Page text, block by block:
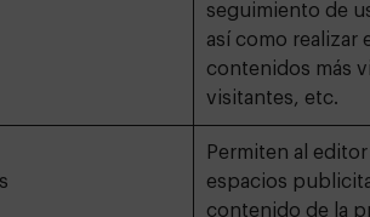
seguimiento de
así como realizar
contenidos más
visitantes, etc.
Permiten al
espacios
contenido de la